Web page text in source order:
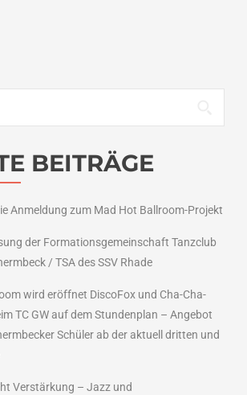
BEITRÄGE
Anmeldung zum Mad Hot Ballroom-Projekt
der Formationsgemeinschaft Tanzclub
/ TSA des SSV Rhade
wird eröffnet DiscoFox und Cha-Cha-
TC GW auf dem Stundenplan – Angebot
Schüler ab der aktuell dritten und
Verstärkung – Jazz und